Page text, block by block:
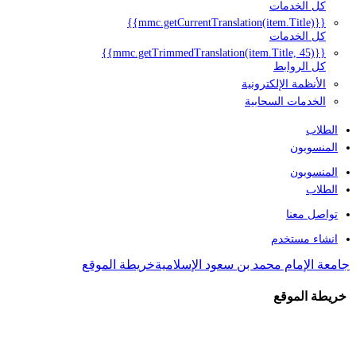
كل الخدمات
{{mmc.getCurrentTranslation(item.Title)}}
كل الخدمات
{{mmc.getTrimmedTranslation(item.Title, 45)}}
كل الروابط
الأنظمة الإلكترونية
الخدمات السحابية
الطلاب
المنسوبون
المنسوبون
الطلاب
تواصل معنا
انشاء مستخدم
جامعة الإمام محمد بن سعود الإسلاميةخريطة الموقع
خريطة الموقع